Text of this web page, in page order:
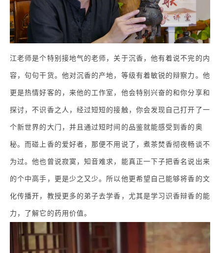
江老师是个特别接地气的老师，关于沉香，他有着说不完的内
容，句句干货。他对沉香的产地，等级有着敏锐的辩察力。他
更是热情好客的，来他的工作室，他会特别兴奋的和你分享和
探讨，不识香之人，经过短短的接触，你会发现自己打开了一
个新世界的大门，并且通过短时间的品鉴就能感受到香的奥
秘。而碰上香的爱好者，那便不用说了，煮茶焚香彻夜畅谈不
为过。他也曾说寂寞，知音难求，能真正一下子把香名说出来
的个中高手，更是少之又少。所以他更希望自己能够将香的文
化传播开，教授更多的弟子去学香，尤其是学习识香辩香的能
力，了解它的药用价值。